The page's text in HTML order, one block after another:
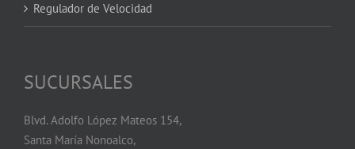
Regulador de Velocidad
SUCURSALES
Blvd. Adolfo López Mateos 154,
Santa María Nonoalco,